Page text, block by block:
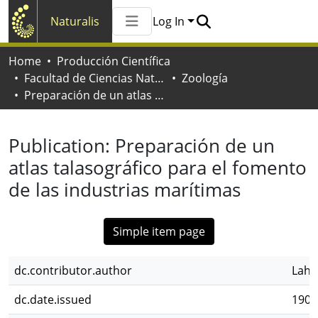
Naturalis
All of Naturalis
Log In
Home
Producción Científica
Facultad de Ciencias Naturales y Museo
Zoología
Preparación de un atlas talasográfico para el fomento de las industrias marítimas
Publication: Preparación de un
atlas talasográfico para el fomento
de las industrias marítimas
Simple item page
dc.contributor.author
dc.date.issued
1901